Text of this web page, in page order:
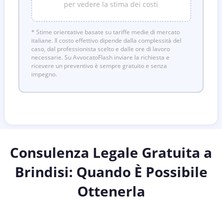
per vedere la stima dei costi
* Stime orientative basate su tariffe medie di mercato
italiane. Il costo effettivo dipende dalla complessità del
caso, dal professionista scelto e dalle ore di lavoro
necessarie. Su AvvocatoFlash inviare la richiesta e
ricevere un preventivo è sempre gratuito e senza
impegno.
Consulenza Legale Gratuita a
Brindisi: Quando È Possibile
Ottenerla